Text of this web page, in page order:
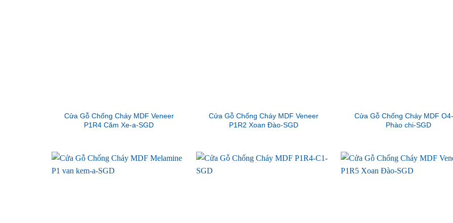
Cửa Gỗ Chống Cháy MDF Veneer
P1R4 Căm Xe-a-SGD
Cửa Gỗ Chống Cháy MDF Veneer
P1R2 Xoan Đào-SGD
Cửa Gỗ Chống Cháy MDF
Phào chi-SGD